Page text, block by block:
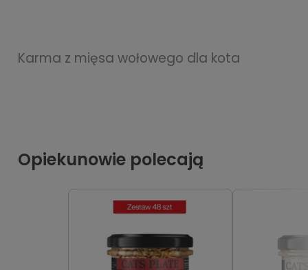
Karma z mięsa wołowego dla kota
Opiekunowie polecają